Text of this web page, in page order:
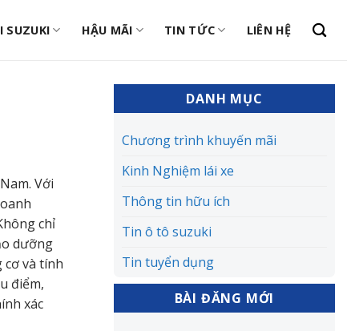
SUZUKI HẬU MÃI TIN TỨC LIÊN HỆ
Với
chỉ
dưỡng
cơ và tính
điểm,
xác
DANH MỤC
Chương trình khuyến mãi
Kinh Nghiệm lái xe
Thông tin hữu ích
Tin ô tô suzuki
Tin tuyển dụng
BÀI ĐĂNG MỚI